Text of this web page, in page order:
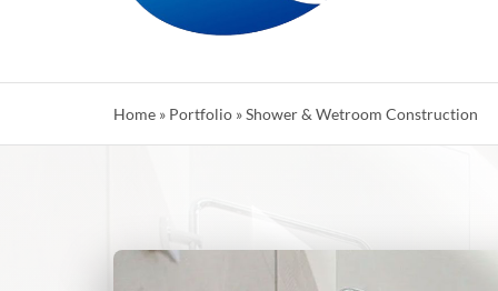
Home » Portfolio »Shower & Wetroom Construction